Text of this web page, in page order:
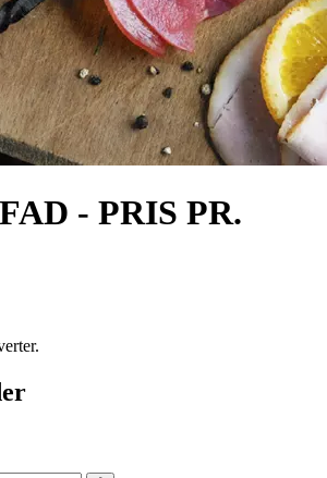
- PRIS PR.